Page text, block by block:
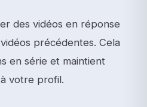
des vidéos en réponse
précédentes. Cela
en série et maintient
votre profil.